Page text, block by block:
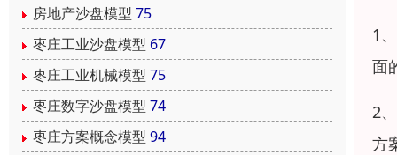
房地产沙盘模型 75
枣庄工业沙盘模型 67
枣庄工业机械模型 75
枣庄数字沙盘模型 74
枣庄方案概念模型 94
1
面
2
方